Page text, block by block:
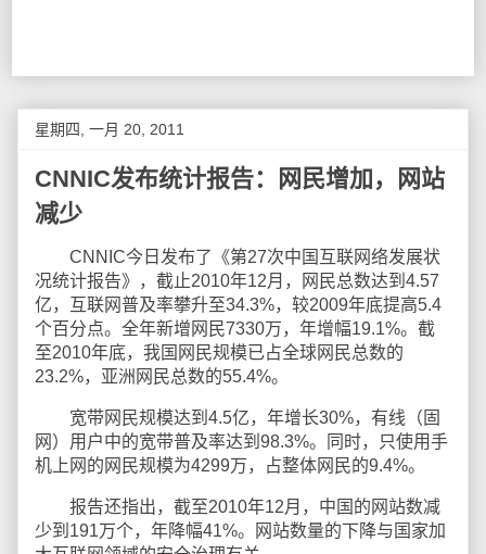
星期四, 一月 20, 2011
CNNIC发布统计报告：网民增加，网站
减少
CNNIC今日发布了《第27次中国互联网络发展状
况统计报告》，截止2010年12月，网民总数达到4.57
亿，互联网普及率攀升至34.3%，较2009年底提高5.4
个百分点。全年新增网民7330万，年增幅19.1%。截
至2010年底，我国网民规模已占全球网民总数的
23.2%，亚洲网民总数的55.4%。
宽带网民规模达到4.5亿，年增长30%，有线（固
网）用户中的宽带普及率达到98.3%。同时，只使用手
机上网的网民规模为4299万，占整体网民的9.4%。
报告还指出，截至2010年12月，中国的网站数减
少到191万个，年降幅41%。网站数量的下降与国家加